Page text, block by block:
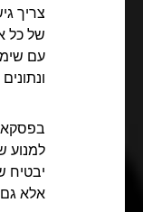
צריך
של כל
עם
למנוע
יבטיח
אלא גם